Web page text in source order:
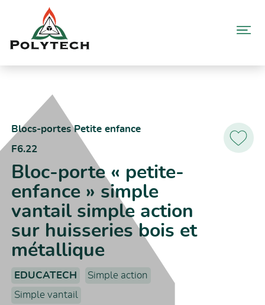
contenu
sur huisseries bois et métallique
Ajoutez
Blocs-portes Petite enfance
F6.22
Bloc-porte « petite-
enfance » simple
vantail simple action
sur huisseries bois et
métallique
EDUCATECH
Simple action
Simple vantail